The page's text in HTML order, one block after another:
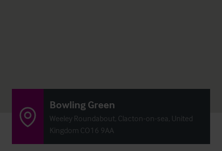
Bowling Green
Weeley Roundabout, Clacton-on-sea, United
Kingdom CO16 9AA